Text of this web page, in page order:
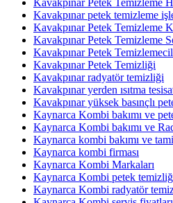
Kavakpınar petek temizleme
Kavakpınar Petek Temizleme
Kavakpınar Petek Temizleme
Kavakpınar Petek
Kavakpınar Petek Temizliği
Kavakpınar radyatör temizliği
Kavakpınar yerden ısıtma
Kavakpınar yüksek basınçlı
Kaynarca Kombi bakımı ve
Kaynarca Kombi bakımı ve
Kaynarca kombi bakımı ve
Kaynarca kombi firması
Kaynarca Kombi Markaları
Kaynarca Kombi petek
Kaynarca Kombi radyatör